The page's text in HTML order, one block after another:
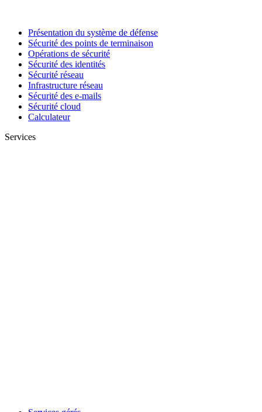
Présentation du système de défense
Sécurité des points de terminaison
Opérations de sécurité
Sécurité des identités
Sécurité réseau
Infrastructure réseau
Sécurité des e-mails
Sécurité cloud
Calculateur
Services